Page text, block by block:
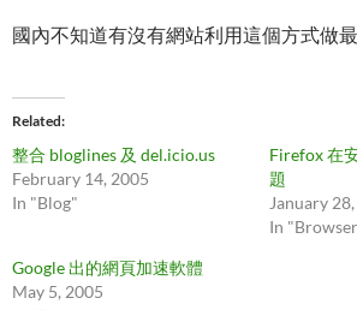
國內不知道有沒有網站利用這個方式做
Related
整合 bloglines 及 del.icio.us
February 14, 2005
In "Blog"
Firefox 在
題
January
In
Google 出的網頁加速軟體
May 5, 2005